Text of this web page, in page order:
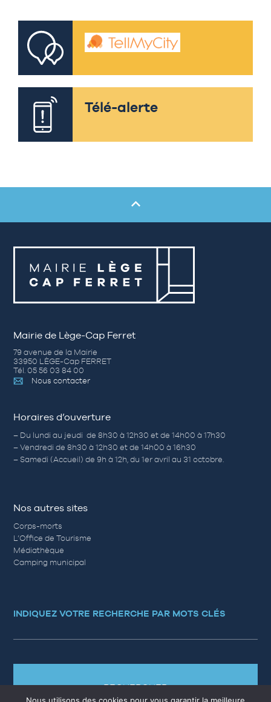
Télé-alerte
Mairie de Lège-Cap Ferret
79 avenue de la Mairie
33950 LÈGE-Cap FERRET
Tél. 05 56 03 84 00
Nous contacter
Horaires d’ouverture
– Du lundi au jeudi de 8h30 à 12h30 et de 14h00 à 17h30
– Vendredi de 8h30 à 12h30 et de 14h00 à 16h30
– Samedi (Accueil) de 9h à 12h, du 1er avril au 31 octobre.
Nos autres sites
Corps-morts
L’Office de Tourisme
Médiathèque
Camping municipal
INDIQUEZ VOTRE RECHERCHE PAR MOTS CLÉS
RECHERCHER